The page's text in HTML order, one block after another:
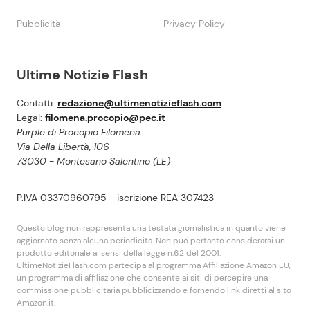
Ultime Notizie Flash
Contatti: redazione@ultimenotizieflash.com
Legal: filomena.procopio@pec.it
Purple di Procopio Filomena
Via Della Libertà, 106
73030 - Montesano Salentino (LE)
P.IVA 03370960795 - iscrizione REA 307423
Questo blog non rappresenta una testata giornalistica in quanto viene
aggiornato senza alcuna periodicità. Non puó pertanto considerarsi un
prodotto editoriale ai sensi della legge n.62 del 2001.
UltimeNotizieFlash.com partecipa al programma Affiliazione Amazon EU,
un programma di affiliazione che consente ai siti di percepire una
commissione pubblicitaria pubblicizzando e fornendo link diretti al sito
Amazon.it.
Pubblicità Privacy Policy